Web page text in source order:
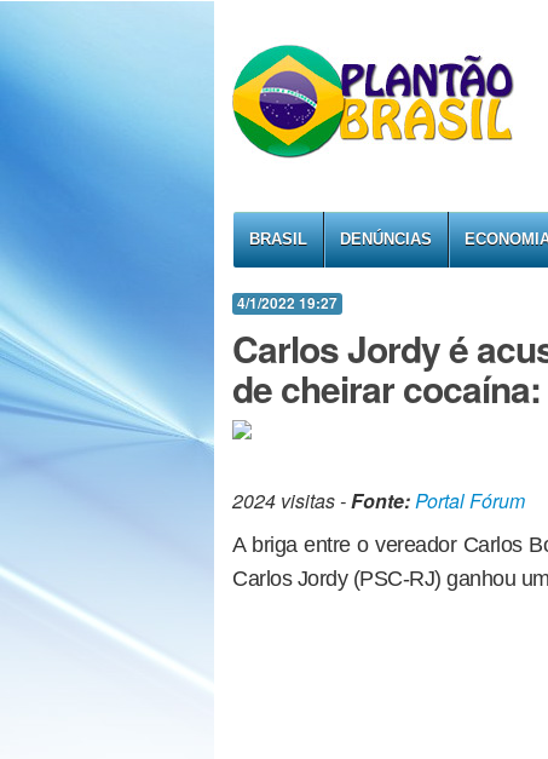
BRASIL DENÚNCIAS
4/1/2022 19:27
Carlos Jordy é
de cheirar cocaína:
2024 visitas -Fonte:Portal Fórum
A briga entre o vereador Carlos
Carlos Jordy (PSC-RJ) ganhou